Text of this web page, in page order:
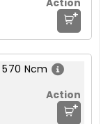
+
Ncm
+